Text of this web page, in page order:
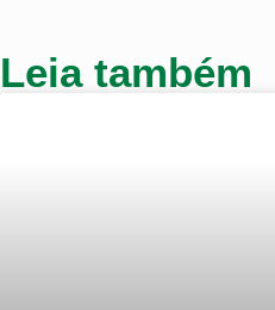
Leia também